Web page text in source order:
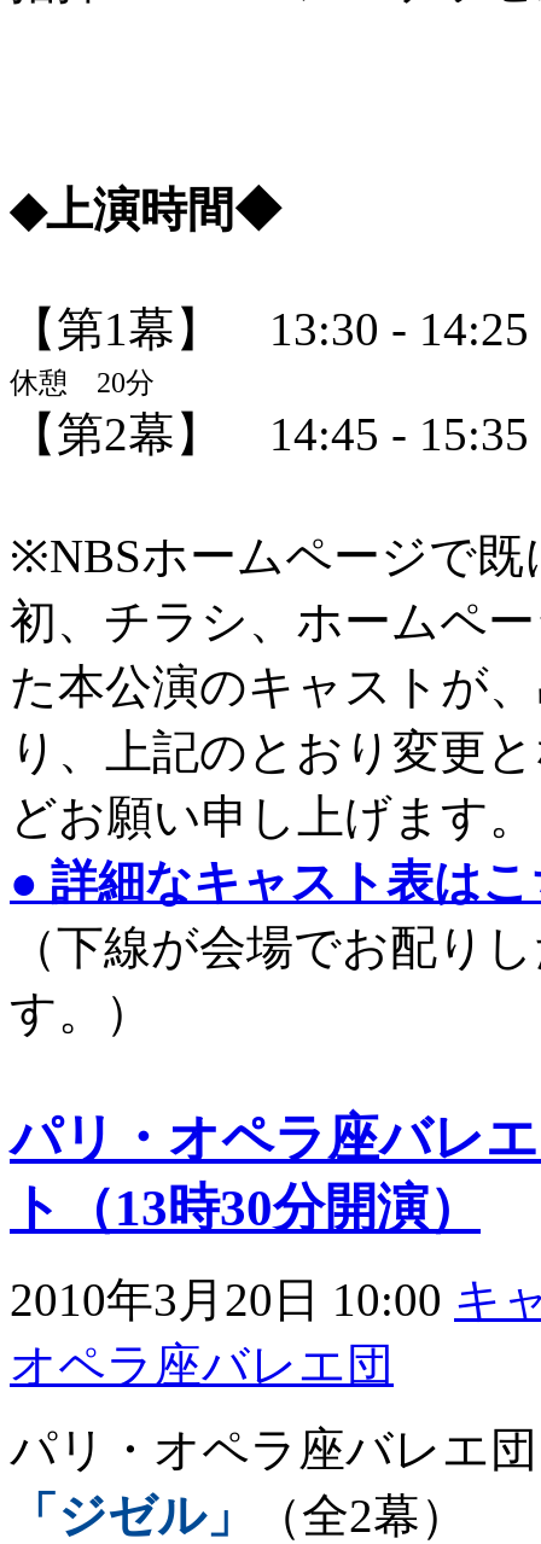
◆上演時間◆
【第1幕】 13:30 - 14:25
休憩 20分
【第2幕】 14:45 - 15:35
※NBSホームページで
初、チラシ、ホームペ
た本公演のキャストが
り、上記のとおり変更
どお願い申し上げます。
● 詳細なキャスト表は
（下線が会場でお配り
す。）
パリ・オペラ座バレ
ト（13時30分開演）
2010年3月20日 10:00 キ
オペラ座バレエ団
パリ・オペラ座バレエ
「ジゼル」
（全2幕）